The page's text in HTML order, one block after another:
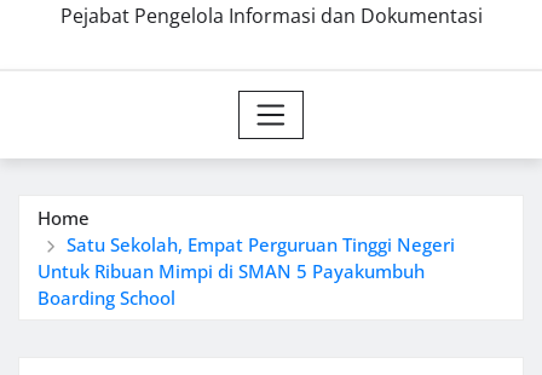
Pejabat Pengelola Informasi dan Dokumentasi
Home
Satu Sekolah, Empat Perguruan Tinggi Negeri
Untuk Ribuan Mimpi di SMAN 5 Payakumbuh
Boarding School